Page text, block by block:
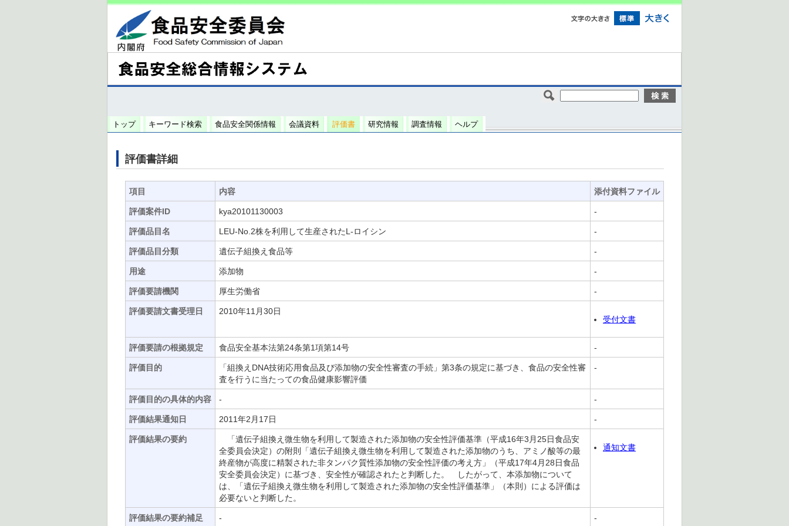
トップ キーワード検索 食品安全関係情報 会議資料 評価書 研究情報 調査情報 ヘルプ
評価書詳細
項目 内容 添付資料ファイル
評価案件ID kya20101130003 -
評価品目名 LEU-No.2株を利用して生産されたL-ロイシン -
評価品目分類 遺伝子組換え食品等 -
用途 添加物 -
評価要請機関 厚生労働省 -
評価要請文書受理日
2010年11月30日
受付文書
評価要請の根拠規定 食品安全基本法第24条第1項第14号 -
評価目的
「組換えDNA技術応用食品及び添加物の安全性審査の手続」第3条の規定に基づき、食品の安全性審
査を行うに当たっての食品健康影響評価
-
評価目的の具体的内容 - -
評価結果通知日 2011年2月17日 -
評価結果の要約
「遺伝子組換え微生物を利用して製造された添加物の安全性評価基準（平成16年3月25日食品安
全委員会決定）の附則「遺伝子組換え微生物を利用して製造された添加物のうち、アミノ酸等の最
終産物が高度に精製された非タンパク質性添加物の安全性評価の考え方」（平成17年4月28日食品
安全委員会決定）に基づき、安全性が確認されたと判断した。 したがって、本添加物について
は、「遺伝子組換え微生物を利用して製造された添加物の安全性評価基準」（本則）による評価は
必要ないと判断した。
通知文書
評価結果の要約補足 - -